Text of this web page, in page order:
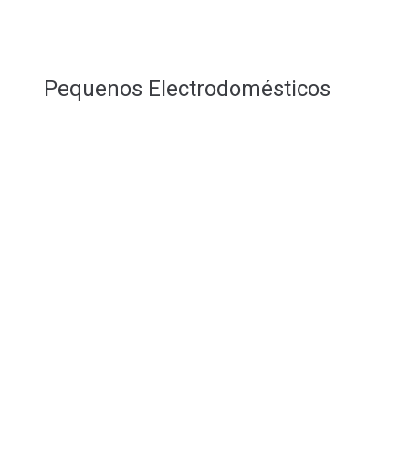
Pequenos Electrodomésticos